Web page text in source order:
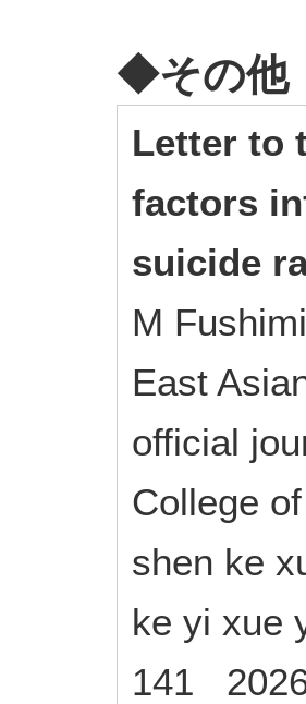
◆その他
Letter to
factors
suicide
M Fushimi
East
official
College
shen ke
ke yi xue
141